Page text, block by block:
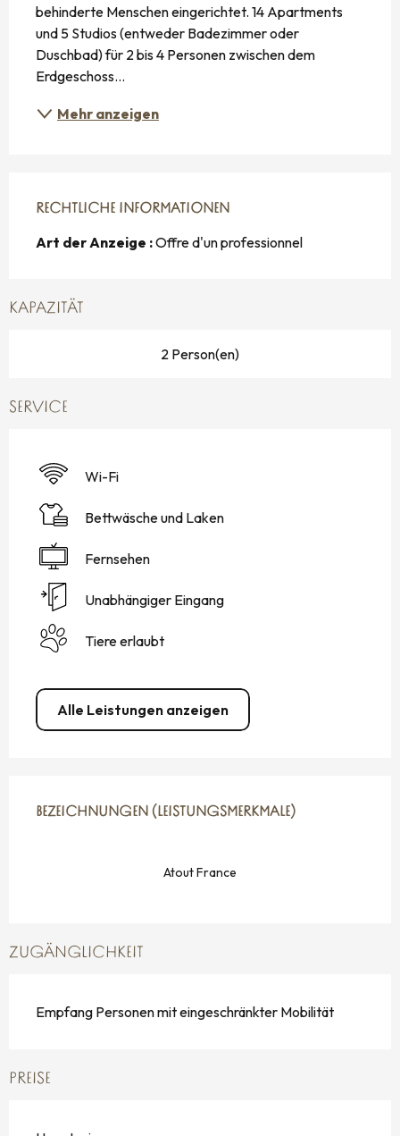
behinderte Menschen eingerichtet. 14 Apartments
und 5 Studios (entweder Badezimmer oder
Duschbad) für 2 bis 4 Personen zwischen dem
Erdgeschoss...
Mehr anzeigen
RECHTLICHE INFORMATIONEN
RECHTLICHE INFORMATIONEN
Art der Anzeige :Offre d'un professionnel
KAPAZITÄT
2 Person(en)
SERVICE
Wi-Fi
Bettwäsche und Laken
Fernsehen
Unabhängiger Eingang
Tiere erlaubt
Alle Leistungen anzeigen
BEZEICHNUNGEN (LEISTUNGSMERKMALE)
BEZEICHNUNGEN (LEISTUNGSMERKMALE)
Atout France
ZUGÄNGLICHKEIT
Empfang Personen mit eingeschränkter Mobilität
PREISE